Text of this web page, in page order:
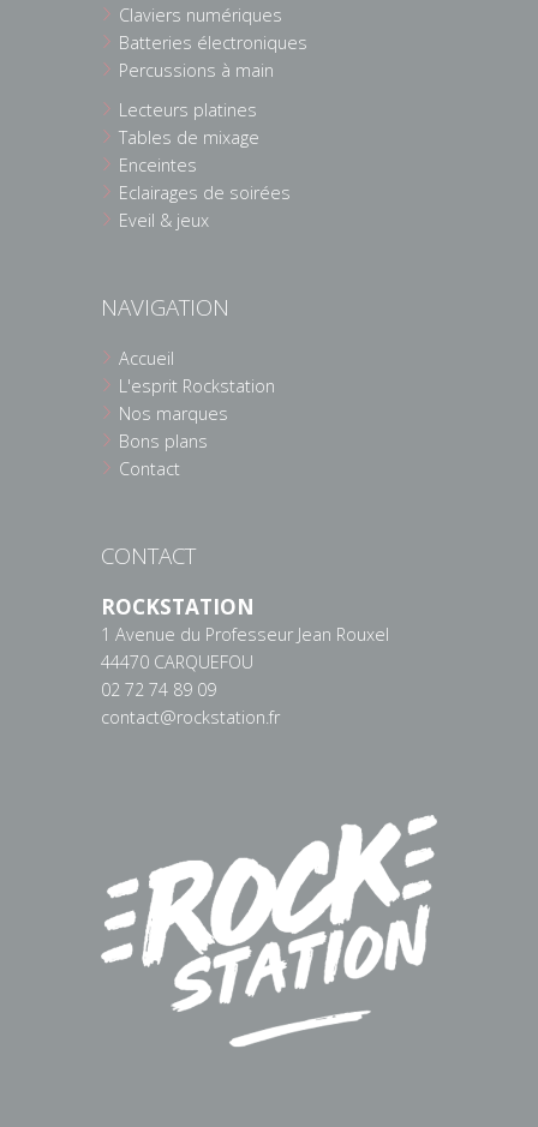
Claviers numériques
Batteries électroniques
Percussions à main
Lecteurs platines
Tables de mixage
Enceintes
Eclairages de soirées
Eveil & jeux
NAVIGATION
Accueil
L'esprit Rockstation
Nos marques
Bons plans
Contact
CONTACT
ROCKSTATION
1 Avenue du Professeur Jean Rouxel
44470 CARQUEFOU
02 72 74 89 09
contact@rockstation.fr